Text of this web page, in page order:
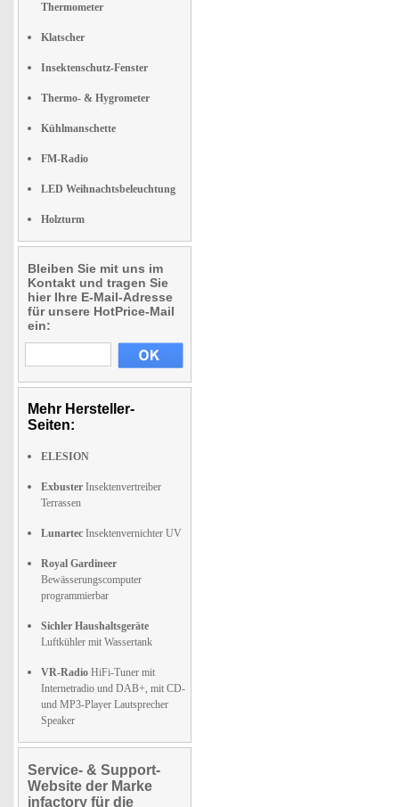
Thermometer
Klatscher
Insektenschutz-Fenster
Thermo- & Hygrometer
Kühlmanschette
FM-Radio
LED Weihnachtsbeleuchtung
Holzturm
Bleiben Sie mit uns im
Kontakt und tragen Sie
hier Ihre E-Mail-Adresse
für unsere HotPrice-Mail
ein:
Mehr Hersteller-
Seiten:
ELESION
Exbuster Insektenvertreiber
Terrassen
Lunartec Insektenvernichter UV
Royal Gardineer
Bewässerungscomputer
programmierbar
Sichler Haushaltsgeräte
Luftkühler mit Wassertank
VR-Radio HiFi-Tuner mit
Internetradio und DAB+, mit CD-
und MP3-Player Lautsprecher
Speaker
Service- & Support-
Website der Marke
infactory für die